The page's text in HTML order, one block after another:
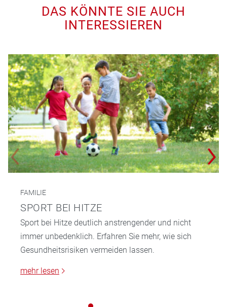
DAS KÖNNTE SIE AUCH
INTERESSIEREN
FAMILIE
SPORT BEI HITZE
Sport bei Hitze deutlich anstrengender und nicht
immer unbedenklich. Erfahren Sie mehr, wie sich
Gesundheitsrisiken vermeiden lassen.
mehr lesen